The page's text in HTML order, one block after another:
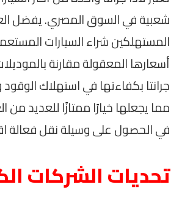
شعبية في السوق المصري. يفضل
المستهلكين شراء السيارات
أسعارها المعقولة مقارنة
جرانتا بكفاءتها في استهلاك الوقود
مما يجعلها خيارًا ممتازًا للعديد من
في الحصول على وسيلة نقل فعالة
تحديات الشركات